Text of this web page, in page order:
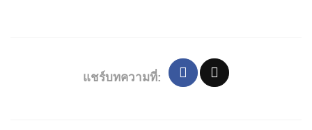
แชร์บทความที่: